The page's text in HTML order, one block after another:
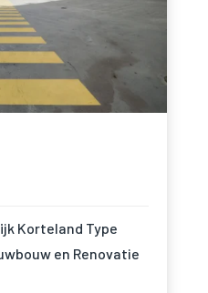
Korteland Type
en Renovatie
bezoekt, vergroot
je de kans op het
zien van
gepersonaliseerde
inhoud en
aanbiedingen.